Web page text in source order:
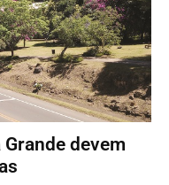
devem